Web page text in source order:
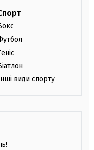
види спорту